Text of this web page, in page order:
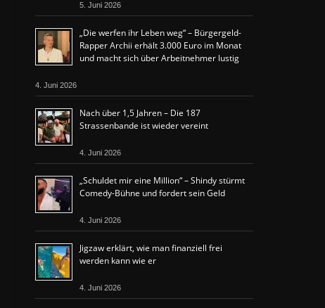
5. Juni 2026
„Die werfen ihr Leben weg“ – Bürgergeld-
Rapper Archii erhält 3.000 Euro im Monat
und macht sich über Arbeitnehmer lustig
4. Juni 2026
Nach über 1,5 Jahren – Die 187
Strassenbande ist wieder vereint
4. Juni 2026
„Schuldet mir eine Million“ – Shindy stürmt
Comedy-Bühne und fordert sein Geld
4. Juni 2026
Jigzaw erklärt, wie man finanziell frei
werden kann wie er
4. Juni 2026